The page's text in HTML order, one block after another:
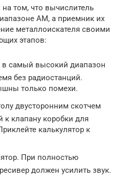
том, что вычислитель
АМ, а приемник их
металлоискателя своими
этапов:
в самый высокий диапазон
без радиостанций.
только помехи.
двусторонним скотчем
к клапану коробки для
калькулятор к
При полностью
должен усилить звук.